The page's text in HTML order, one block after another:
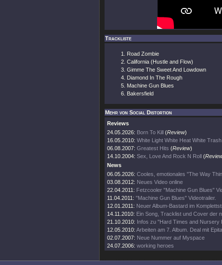
Trackliste
Road Zombie
California (Hustle and Flow)
Gimme The Sweet And Lowdown
Diamond In The Rough
Machine Gun Blues
Bakersfield
Mehr von Social Distortion
Reviews
24.05.2026: Born To Kill (Review)
16.05.2010: White Light White Heat White Trash
06.08.2007: Greatest Hits (Review)
14.10.2004: Sex, Love And Rock N Roll (
News
06.05.2026: Cooles, emotionales "The Way
03.08.2012: Neues Video online
22.04.2011: Fetzcooler "Machine Gun Blues"
11.04.2011: "Machine Gun Blues" Videotrailer.
12.01.2011: Neuer Album-Bastard im
14.11.2010: Ein Song, Tracklist und Cover der
21.10.2010: Infos zu "Hard Times and Nursery
12.05.2010: Arbeiten am 7. Album. Deal mit
02.07.2007: Neue Nummer auf Myspace
24.07.2006: working heroes